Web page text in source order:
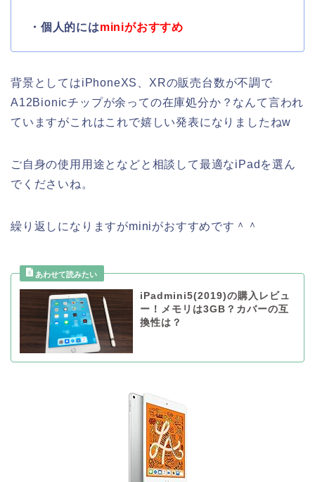
・個人的にはminiがおすすめ
背景としてはiPhoneXS、XRの販売台数が不調で
A12Bionicチップが余っての在庫処分か？なんて言われ
ていますがこれはこれで嬉しい発表になりましたねw
ご自身の使用用途となどと相談して最適なiPadを選ん
でくださいね。
繰り返しになりますがminiがおすすめです＾＾
iPadmini5(2019)の購入レビュ
ー！メモリは3GB？カバーの互
換性は？